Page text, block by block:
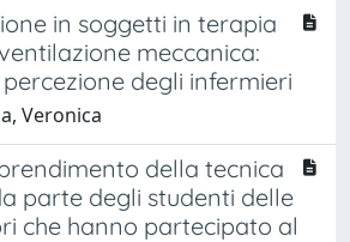
in soggetti in terapia
meccanica:
degli infermieri
Veronica
della tecnica
parte degli studenti delle
che hanno partecipato al